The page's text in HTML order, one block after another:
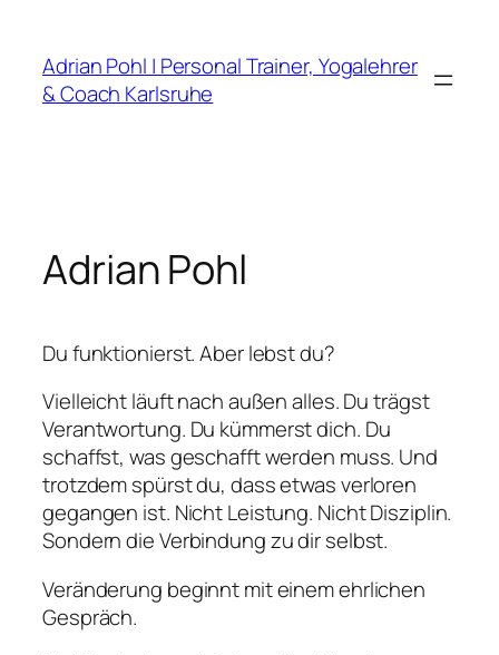
springen
Adrian Pohl | Personal Trainer, Yogalehrer
& Coach Karlsruhe
Adrian Pohl
Du funktionierst. Aber lebst du?
Vielleicht läuft nach außen alles. Du trägst
Verantwortung. Du kümmerst dich. Du
schaffst, was geschafft werden muss. Und
trotzdem spürst du, dass etwas verloren
gegangen ist. Nicht Leistung. Nicht Disziplin.
Sondern die Verbindung zu dir selbst.
Veränderung beginnt mit einem ehrlichen
Gespräch.